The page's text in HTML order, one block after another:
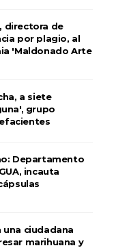
directora de
por plagio, al
'Maldonado Arte
a siete
grupo
Departamento
incauta
una ciudadana
marihuana y